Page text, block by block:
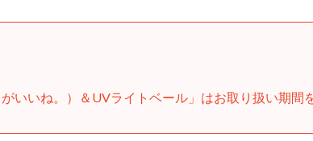
いいね。）＆UVライトベール」はお取り扱い期間